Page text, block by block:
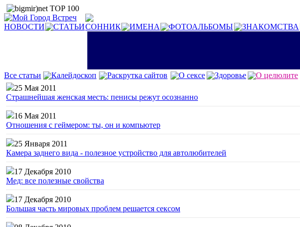
НОВОСТИ СТАТЬИСОННИК ИМЕНА ФОТОАЛЬБОМЫ ЗНАКОМСТВА
Все статьи Калейдоскоп Раскрутка сайтов О сексе Здоровье О целюлите
25 Мая 2011
Страшнейшая женская месть: пенисы режут осознанно
16 Мая 2011
Отношения с геймером: ты, он и компьютер
25 Января 2011
Камера заднего вида - полезное устройство для автолюбителей
17 Декабря 2010
Мед: все полезные свойства
17 Декабря 2010
Большая часть мировых проблем решается сексом